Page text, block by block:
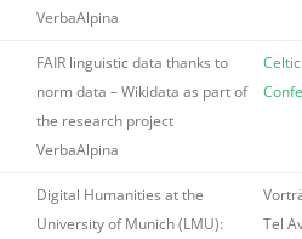
VerbaAlpina
FAIR linguistic data thanks to
norm data – Wikidata as part of
the research project
VerbaAlpina
Digital Humanities at the
University of Munich (LMU):
Tel